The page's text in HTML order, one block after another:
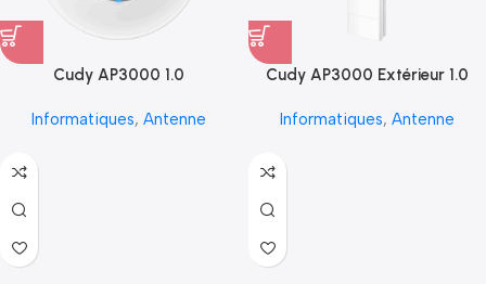
Cudy AP3000 1.0
Informatiques, Antenne
Cudy AP3000 Extérieur 1.0
Informatiques, Antenne